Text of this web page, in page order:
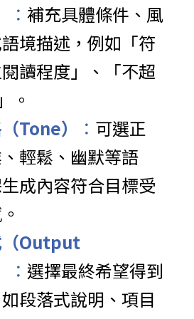
： 補充具體條件、風
境描述，例如「符
讀程度」、「不超
。
Tone）
： 可選正
輕鬆、幽默等語
成內容符合目標受
（Output
： 選擇最終希望得到
段落式說明、項目